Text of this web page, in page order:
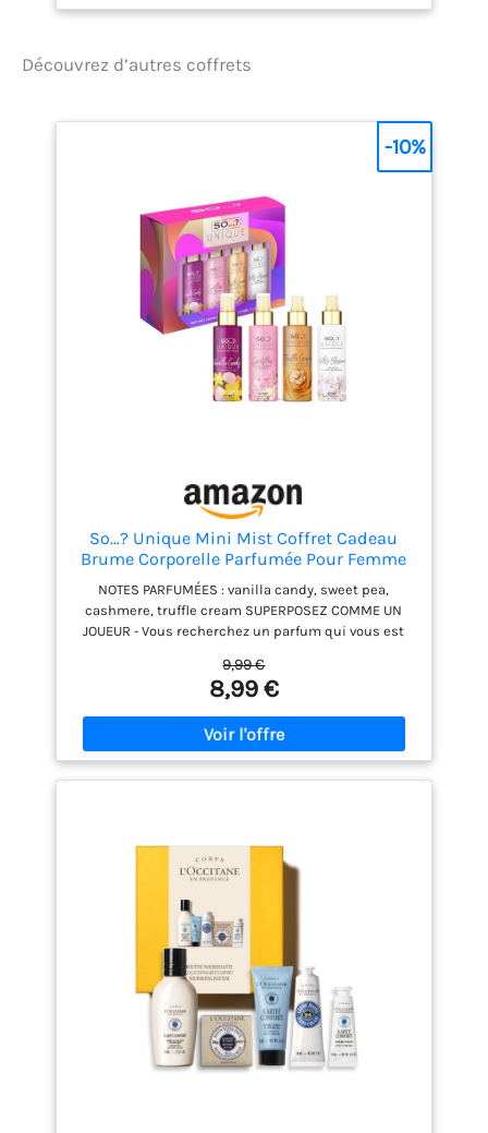
Découvrez d’autres coffrets
So…? Unique Mini Mist Coffret Cadeau
Brume Corporelle Parfumée Pour Femme
(4x50ml)
NOTES PARFUMÉES : vanilla candy, sweet pea,
cashmere, truffle cream SUPERPOSEZ COMME UN
JOUEUR - Vous recherchez un parfum qui vous est
brume pour le corps So... ?. Chaque parfum peut être
porté seul ou adapté et mélangé en fonction de
l'humeur, du calendrier et de l'occasion. LE COFFRET
CADEAU DE PARFUM PARFAIT - Les coffrets cadeaux
de la collection de brume corporelle et de parfums
So... ? sont les cadeaux parfaits pour les mamans,
idéale pour remplir les bas de Noël ! RECYCLABLE ET
SANS CRUAUTÉ ENVERS LES ANIMAUX. Les sprays
pour le corps So... ? sont fiers d'être fabriqués sans
cruauté envers les animaux et sont emballés dans
un emballage recyclable. QUI EST SO... ? - So... ?
Fragrance est la marque de parfums
autosélectionnés #1 la plus vendue au Royaume-
Uni. Notre mission est de proposer des parfums de
haute qualité qui conviennent à tous les goûts et à
tous les budgets, car nous pensons que la beauté
doit être inclusive et accessible à tous ! Nos
9,99 €
8,99 €
-10%